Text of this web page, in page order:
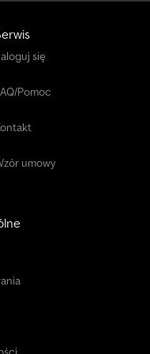
się
Pomoc
umowy